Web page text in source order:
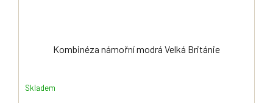
Kombinéza námořní modrá Velká Británie
Skladem